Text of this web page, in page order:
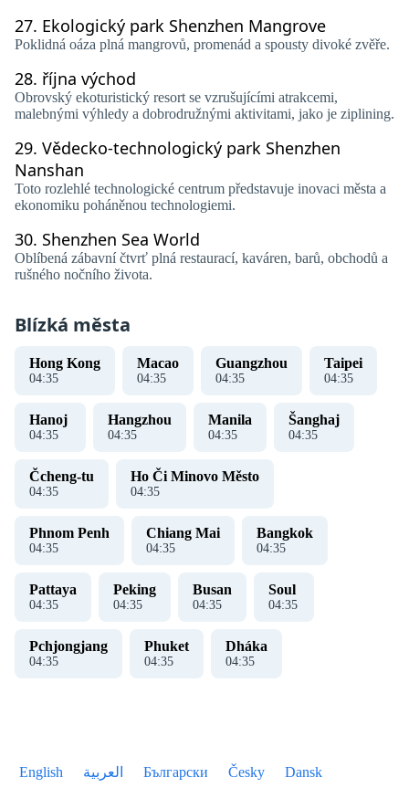
27. Ekologický park Shenzhen Mangrove
Poklidná oáza plná mangrovů, promenád a spousty divoké zvěře.
28. října východ
Obrovský ekoturistický resort se vzrušujícími atrakcemi,
malebnými výhledy a dobrodružnými aktivitami, jako je ziplining.
29. Vědecko-technologický park Shenzhen
Nanshan
Toto rozlehlé technologické centrum představuje inovaci města a
ekonomiku poháněnou technologiemi.
30. Shenzhen Sea World
Oblíbená zábavní čtvrť plná restaurací, kaváren, barů, obchodů a
rušného nočního života.
Blízká města
Hong Kong
04:36
Macao
04:36
Guangzhou
04:36
Taipei
04:36
Hanoj ​​
04:36
Hangzhou
04:36
Manila
04:36
Šanghaj
04:36
Čcheng-tu
04:36
Ho Či Minovo Město
04:36
Phnom Penh
04:36
Chiang Mai
04:36
Bangkok
04:36
Pattaya
04:36
Peking
04:36
Busan
04:36
Soul
04:36
Pchjongjang
04:36
Phuket
04:36
Dháka
04:36
English العربية Български Česky Dansk